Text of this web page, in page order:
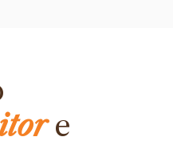
e